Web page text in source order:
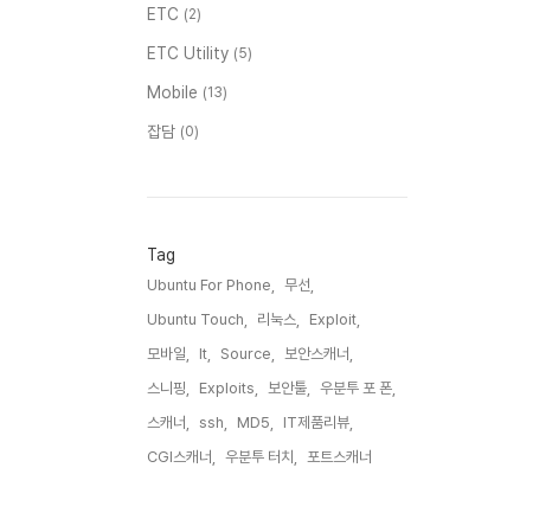
ETC (2)
ETC Utility (5)
Mobile (13)
잡담 (0)
Tag
Ubuntu For Phone,
무선,
Ubuntu Touch,
리눅스,
Exploit,
모바일,
It, Source,
보안스캐너,
스니핑,
Exploits, 보안툴,
우분투 포 폰,
스캐너,
ssh, MD5,
IT제품리뷰,
CGI스캐너,
우분투 터치, 포트스캐너,